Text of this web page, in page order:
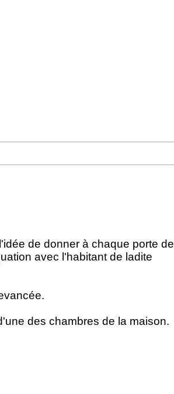
de donner à chaque porte de
avec l'habitant de ladite
des chambres de la maison.